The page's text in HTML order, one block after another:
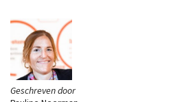
Geschreven door